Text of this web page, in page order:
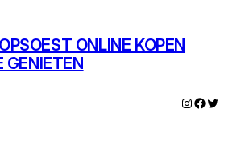
ONLINE KOPEN
GENIETEN
Instagram
Twitter